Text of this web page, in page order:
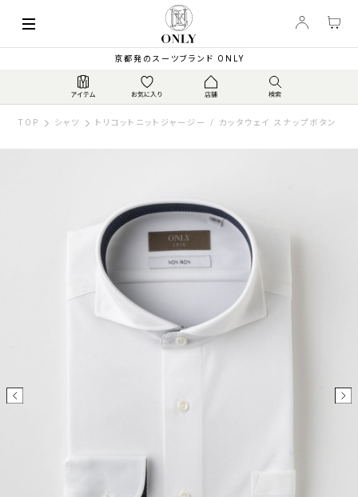
京都発のスーツブランド ONLY
TOP シャツ トリコットニットジャージー / カッタウェイ スナップボタン